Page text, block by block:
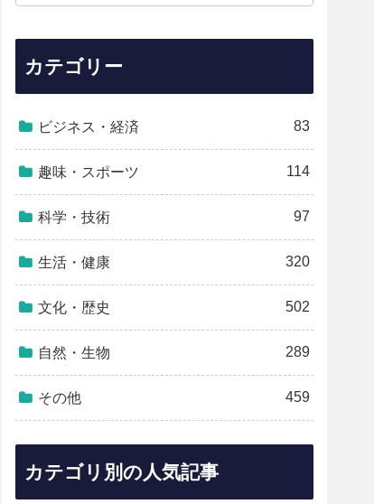
カテゴリー
ビジネス・経済 83
趣味・スポーツ 114
科学・技術 97
生活・健康 320
文化・歴史 502
自然・生物 289
その他 459
カテゴリ別の人気記事